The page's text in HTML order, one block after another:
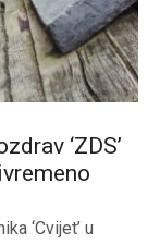
‘ZDS’
‘Cvijet’ u